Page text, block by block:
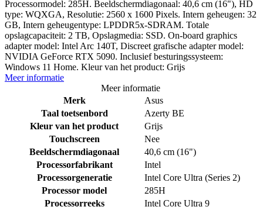
Processormodel: 285H. Beeldschermdiagonaal: 40,6 cm (16"), HD
type: WQXGA, Resolutie: 2560 x 1600 Pixels. Intern geheugen: 32
GB, Intern geheugentype: LPDDR5x-SDRAM. Totale
opslagcapaciteit: 2 TB, Opslagmedia: SSD. On-board graphics
adapter model: Intel Arc 140T, Discreet grafische adapter model:
NVIDIA GeForce RTX 5090. Inclusief besturingssysteem:
Windows 11 Home. Kleur van het product: Grijs
Meer informatie
Meer informatie
Merk
Asus
Taal toetsenbord
Azerty BE
Kleur van het product
Grijs
Touchscreen
Nee
Beeldschermdiagonaal
40,6 cm (16")
Processorfabrikant
Intel
Processorgeneratie
Intel Core Ultra (Series 2)
Processor model
285H
Processorreeks
Intel Core Ultra 9